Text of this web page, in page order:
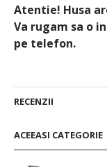
ACEEASI CATEGORIE
Atentie! Husa
Va rugam sa o
pe telefon.
RECENZII